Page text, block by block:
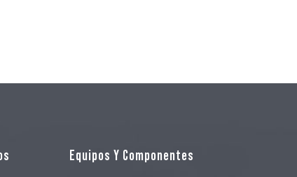
Equipos Y Componentes